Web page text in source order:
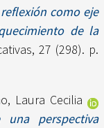
como eje
de la
27 (298). p.
Laura Cecilia
perspectiva